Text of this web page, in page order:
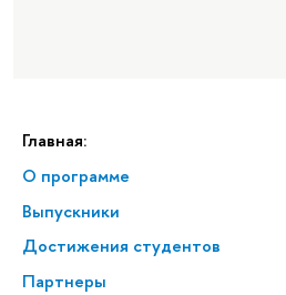
Главная:
О программе
Выпускники
Достижения студентов
Партнеры